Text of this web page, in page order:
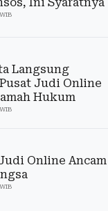
Langsung
Judi Online
Hukum
Online Ancam